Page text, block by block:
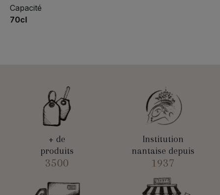
Capacité
70cl
+ de
produits
3500
Institution
nantaise depuis
1937